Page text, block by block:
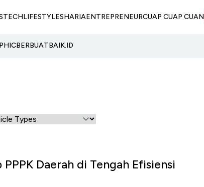
TECHLIFESTYLESHARIAENTREPRENEURCUAP CUAP CUAN
BERBUATBAIK.ID
Daerah di Tengah Efisiensi